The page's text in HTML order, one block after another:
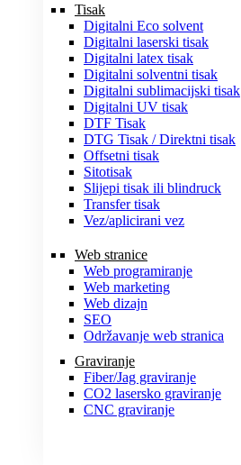
Tisak
Digitalni Eco solvent
Digitalni laserski tisak
Digitalni latex tisak
Digitalni solventni tisak
Digitalni sublimacijski tisak
Digitalni UV tisak
DTF Tisak
DTG Tisak / Direktni tisak
Offsetni tisak
Sitotisak
Slijepi tisak ili blindruck
Transfer tisak
Vez/aplicirani vez
Web stranice
Web programiranje
Web marketing
Web dizajn
SEO
Održavanje web stranica
Graviranje
Fiber/Jag graviranje
CO2 lasersko graviranje
CNC graviranje